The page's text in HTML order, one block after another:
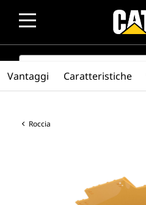
SEARCH
Roccia
Vantaggi Caratteristiche